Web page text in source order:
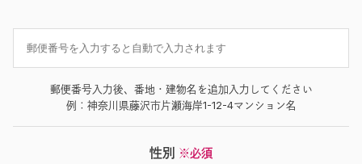
郵便番号入力後、番地・建物名を追加入力してください
例：神奈川県藤沢市片瀬海岸1-12-4マンション名
性別 ※必須